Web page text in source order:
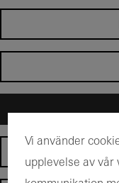
Vi använder
upplevelse av